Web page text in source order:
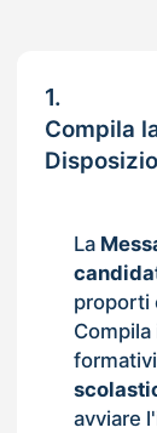
1.
Compila
La
proporti
avviare